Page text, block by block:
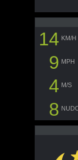
14 KM/H
9 MPH
4 M/S
8